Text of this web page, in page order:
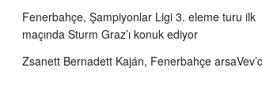
Fenerbahçe, Şampiyonlar Ligi 3. eleme turu ilk
maçında Sturm Graz’ı konuk ediyor
Zsanett Bernadett Kaján, Fenerbahçe